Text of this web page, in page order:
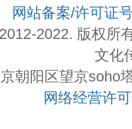
网站备案/许可证
2022. 版权所
文化
朝阳区望京soho
网络经营许